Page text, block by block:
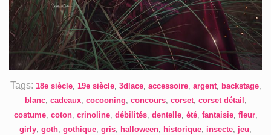
Tags: 18e siècle, 19e siècle, 3dlace, accessoire, argent, backstage,
blanc, cadeaux, cocooning, concours, corset, corset détail ,
costume, coton, crinoline, débilités, dentelle, été, fantaisie, fleur,
girly, goth, gothique, gris, halloween, historique, insecte, jeu,